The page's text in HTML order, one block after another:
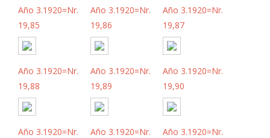
Año 3.1920=Nr.
19,85
Año 3.1920=Nr.
19,86
Año 3.1920=Nr.
19,87
Año 3.1920=Nr.
19,88
Año 3.1920=Nr.
19,89
Año 3.1920=Nr.
19,90
Año 3.1920=Nr.
Año 3.1920=Nr.
Año 3.1920=Nr.